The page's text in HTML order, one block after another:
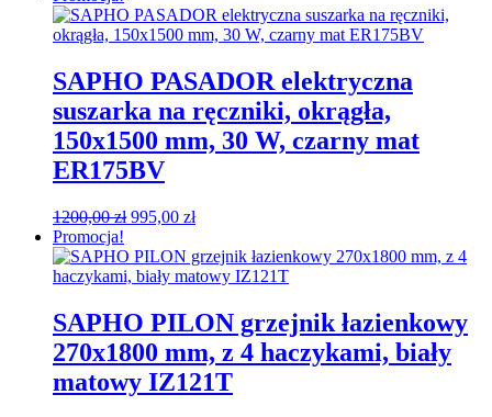
SAPHO PASADOR elektryczna
suszarka na ręczniki, okrągła,
150x1500 mm, 30 W, czarny mat
ER175BV
1200,00zł Pierwotna
wynosiła:
1200,00 zł.
995,00 złAktualna
wynosi:
995,00 zł.
Promocja!
SAPHO PILON grzejnik łazienkowy
270x1800 mm, z 4 haczykami, biały
matowy IZ121T